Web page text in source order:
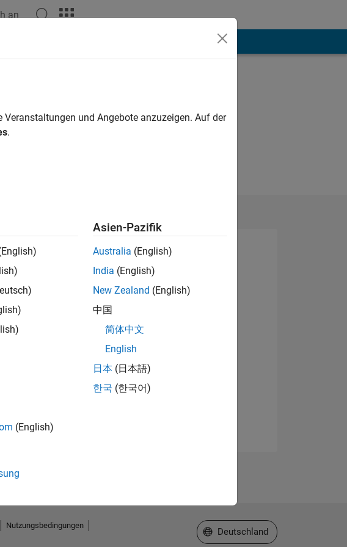
an
a skill
und Angebote anzuzeigen. Auf der
.
(English)
Asien-Pazifik
Australia (English)
India (English)
New Zealand (English)
中国
简体中文
English
日本 (日本語)
한국 (한국어)
Nutzungsbedingungen
Website auswählen
Deutschland